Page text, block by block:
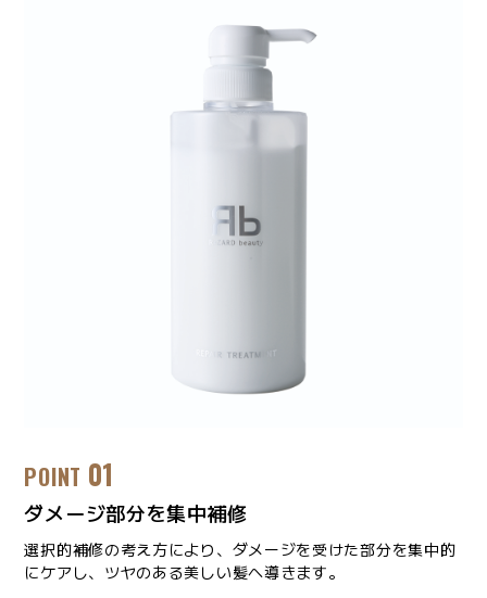
POINT 01
ダメージ部分を集中補修
選択的補修の考え方により、ダメージを受けた部分を集中的
にケアし、ツヤのある美しい髪へ導きます。